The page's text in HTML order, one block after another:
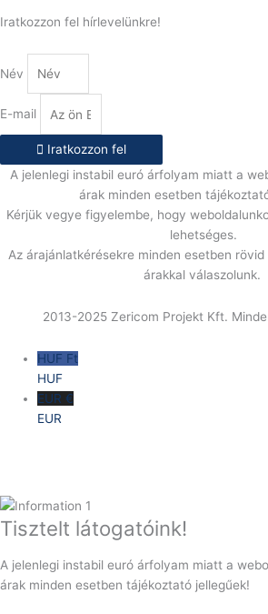
Iratkozzon fel hírlevelünkre!
Név
E-mail
Iratkozzon fel
A jelenlegi instabil euró árfolyam miatt a
árak minden esetben
Kérjük vegye figyelembe, hogy
lehetséges.
Az árajánlatkérésekre minden esetben
árakkal válaszolunk.
2013-2025 Zericom Projekt Kft.
HUF Ft
HUF
EUR €
EUR
Tisztelt látogatóink!
A jelenlegi instabil euró árfolyam miatt a
árak minden esetben tájékoztató jellegűek!